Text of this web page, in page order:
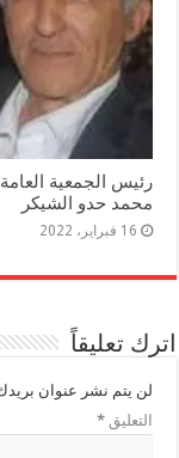
رئيس الجمعية
محمد حدو الشيكر
16 فبراير، 2022
اترك تعليقاً
لن يتم نشر عنوان بريدك
التعليق*